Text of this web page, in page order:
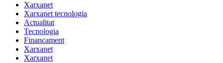
Xarxanet
Xarxanet tecnologia
Actualitat
Tecnologia
Finançament
Xarxanet
Xarxanet